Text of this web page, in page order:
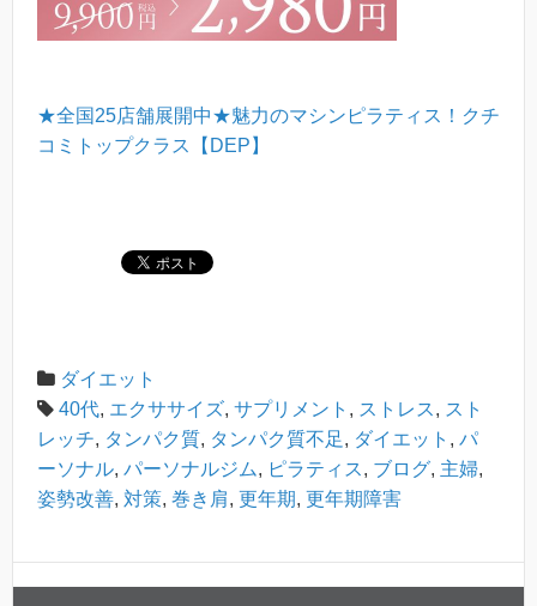
★全国25店舗展開中★魅力のマシンピラティス！クチ
コミトップクラス【DEP】
ダイエット
40代, エクササイズ, サプリメント , ストレス, スト
レッチ, タンパク質, タンパク質不足, ダイエット , パ
ーソナル, パーソナルジム, ピラティス, ブログ, 主婦,
姿勢改善, 対策, 巻き肩, 更年期, 更年期障害